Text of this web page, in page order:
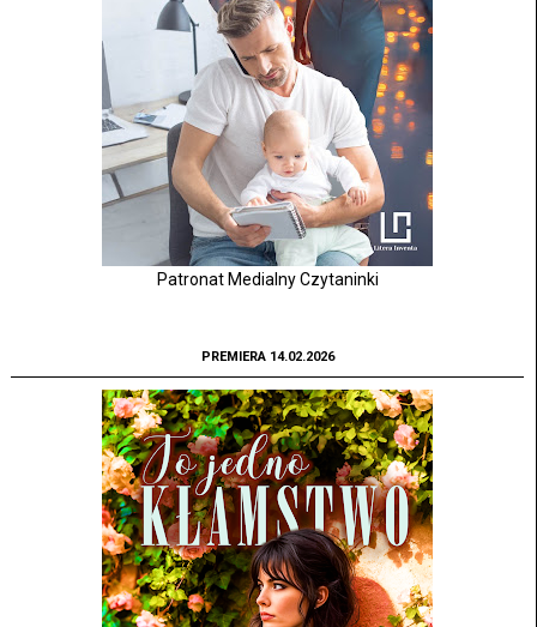
Patronat Medialny Czytaninki
PREMIERA 14.02.2026